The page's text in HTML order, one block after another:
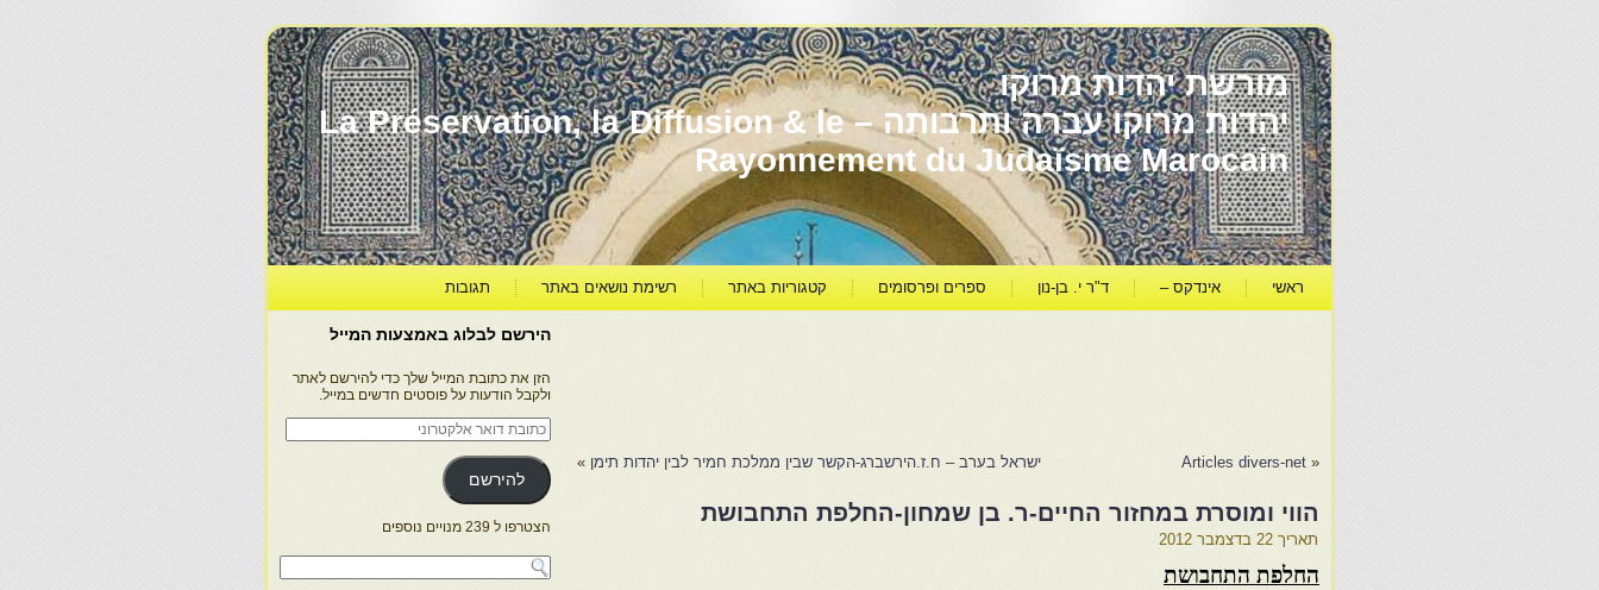
מורשת יהדות מרוקו
יהדות מרוקו עברה ותרבותה – La Préservation, la Diffusion & le
Rayonnement du Judaïsme Marocain
ראשי אינדקס – ד"ר י. בן-נון ספרים ופרסומים קטגוריות באתר רשימת נושאים באתר תגובות
«
Articles divers-net ישראל בערב – ח.ז.הירשברג-הקשר שבין ממלכת חמיר לבין יהדות תימן »
הווי ומוסרת במחזור החיים-ר. בן שמחון-החלפת התחבושת
תאריך 22 בדצמבר 2012
החלפת התחבושת
הירשם לבלוג באמצעות המייל
הזן את כתובת המייל שלך כדי להירשם לאתר
ולקבל הודעות על פוסטים חדשים במייל.
כתובת
דואר
אלקטרוני
להירשם
הצטרפו ל 239 מנויים נוספים